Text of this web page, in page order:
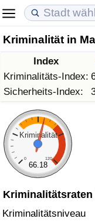
Kriminalität in
Index
Kriminalitäts-Index:
Sicherheits-Index:
Kriminalität
0 120
66.18
Kriminalitätsniveau
in Akaba
Immobilienpreise
Immobilienpreis-
Immobilienpreis-
Immobilienpreis-
Lebensqualität
Lebensqualität-
Lebensqualität-
Kriminalität
Kriminalitäts-